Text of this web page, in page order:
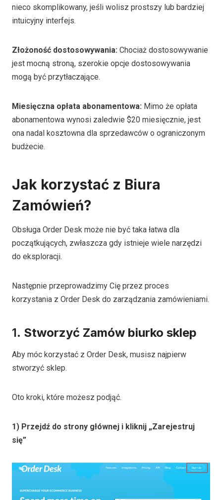
nieco skomplikowany, jeśli wolisz prostszy lub bardziej
intuicyjny interfejs.
Złożoność dostosowywania: Chociaż dostosowywanie
jest mocną stroną, szerokie opcje dostosowywania
mogą być przytłaczające.
Miesięczna opłata abonamentowa: Mimo że opłata
abonamentowa wynosi zaledwie $20 miesięcznie, jest
ona nadal kosztowna dla sprzedawców o ograniczonym
budżecie.
Jak korzystać z Biura
Zamówień?
Obsługa Order Desk może nie być taka łatwa dla
początkujących, zwłaszcza gdy istnieje wiele narzędzi
do eksploracji.
Następnie przeprowadzimy Cię przez proces
korzystania z Order Desk do zarządzania zamówieniami.
1. Stworzyć Zamów biurko sklep
Aby móc korzystać z Order Desk, musisz najpierw
stworzyć sklep.
Oto kroki, które możesz podjąć.
1) Przejdź do strony głównej i kliknij „Zarejestruj
się”